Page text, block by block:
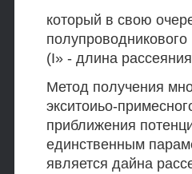
который в свою
(I» - длина
Метод получения
экситоиьо-
приближения
единственным
является дайна